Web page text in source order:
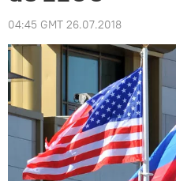
04:45 GMT 26.07.2018